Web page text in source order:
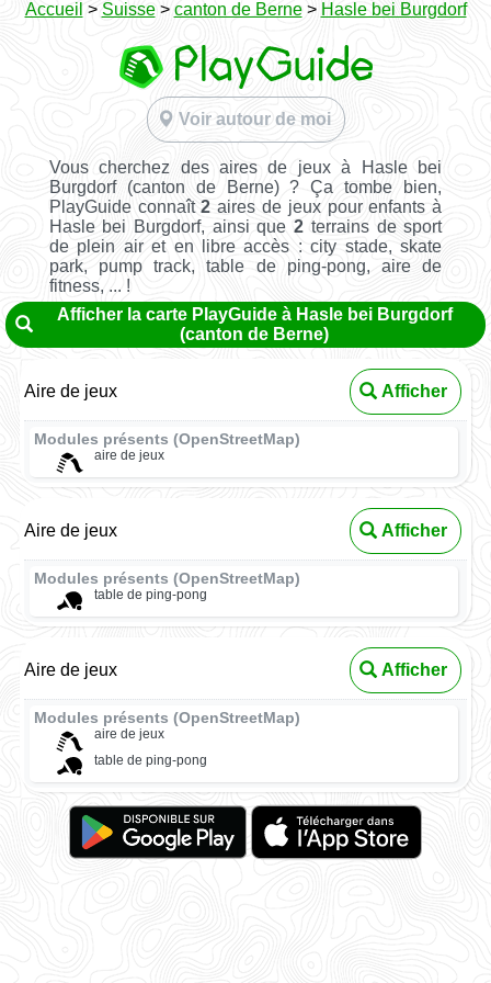
Accueil > Suisse> canton de Berne> Hasle bei Burgdorf
Voir autour de moi
Vous cherchez des aires de jeux à Hasle bei
Burgdorf (canton de Berne) ? Ça tombe bien,
PlayGuide connaît2 aires de jeux pour enfants à
Hasle bei Burgdorf, ainsi que2 terrains de sport
de plein air et en libre accès : city stade, skate
park, pump track, table de ping-pong, aire de
fitness, ... !
Afficher la carte PlayGuide à Hasle bei Burgdorf
(canton de Berne)
Aire de jeux Afficher
Modules présents (OpenStreetMap)
aire de jeux
Aire de jeux Afficher
Modules présents (OpenStreetMap)
table de ping-pong
Aire de jeux Afficher
Modules présents (OpenStreetMap)
aire de jeux
table de ping-pong